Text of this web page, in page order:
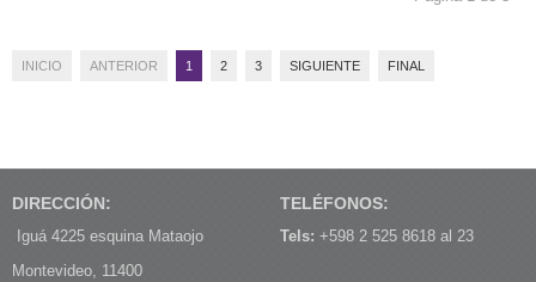
INICIO ANTERIOR 1 2 3 SIGUIENTE FINAL
DIRECCIÓN:
Iguá 4225 esquina Mataojo
Montevideo, 11400
TELÉFONOS:
Tels: +598 2 525 8618 al 23